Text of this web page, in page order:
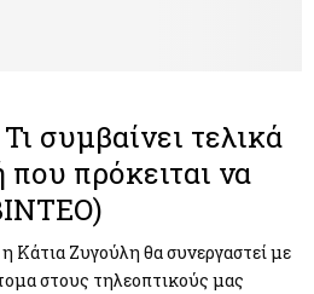
συμβαίνει τελικά
πρόκειται να
Κάτια Ζυγούλη θα συνεργαστεί με
στους τηλεοπτικούς μας